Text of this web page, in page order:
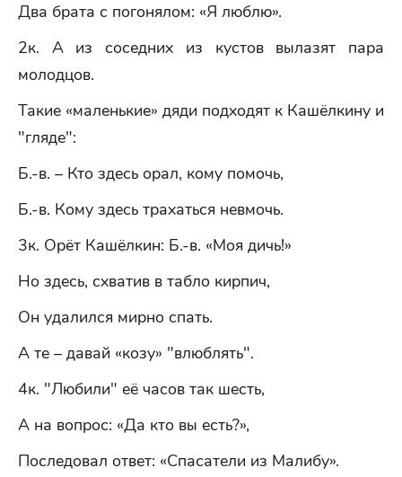
Два брата с погонялом: «Я люблю».
2к. А из соседних из кустов вылазят пара
молодцов.
Такие «маленькие» дяди подходят к Кашёлкину и
"гляде":
Б.-в. – Кто здесь орал, кому помочь,
Б.-в. Кому здесь трахаться невмочь.
3к. Орёт Кашёлкин: Б.-в. «Моя дичь!»
Но здесь, схватив в табло кирпич,
Он удалился мирно спать.
А те – давай «козу» "влюблять".
4к. "Любили" её часов так шесть,
А на вопрос: «Да кто вы есть?»,
Последовал ответ: «Спасатели из Малибу».